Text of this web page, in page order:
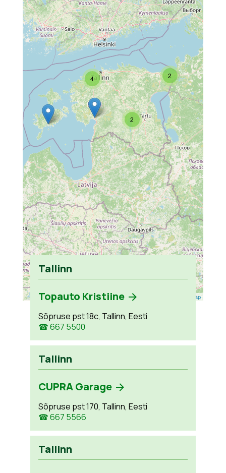
2
2
4
Leaflet OpenStreetMap
Tallinn
Topauto Kristiine
Sõpruse pst 18c, Tallinn, Eesti
☎ 667 5500
Tallinn
CUPRA Garage
Sõpruse pst 170, Tallinn, Eesti
☎ 667 5566
Tallinn